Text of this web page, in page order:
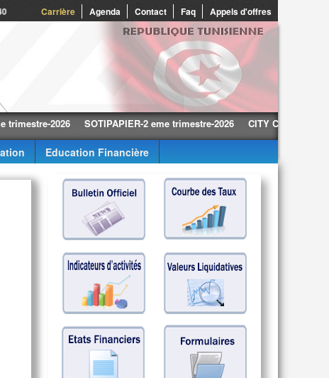
Carrière Agenda Contact Faq Appels d'offres
2026 SOTIPAPIER-2 eme trimestre-2026 CITY CARS-2 eme
Education Financière